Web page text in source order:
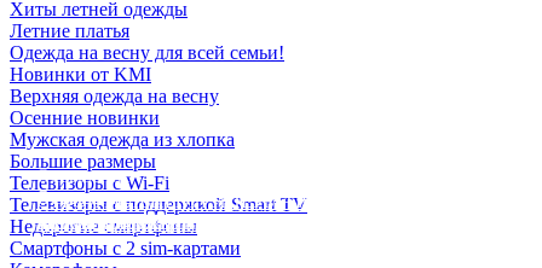
Хиты летней одежды
Летние платья
Одежда на весну для всей семьи!
Новинки от KMI
Верхняя одежда на весну
Осенние новинки
Мужская одежда из хлопка
Большие размеры
Телевизоры с Wi-Fi
Телевизоры с поддержкой Smart TV
Недорогие смартфоны
Смартфоны с 2 sim-картами
Освещение
Здания префектуры ТиНАО
Освещение
Калужский завод путевых машин и гидроприводов
Освещение
СТРОИТЕЛЬНЫЙ ГИПЕРМАРКЕТ «ЛЕРУА
МЕРЛЕН»
Освещение
Железнодорожный вокзал Арзамас-1